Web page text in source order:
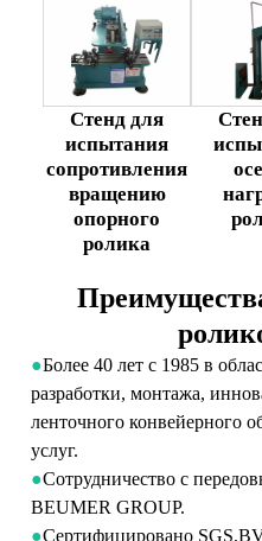
Стенд для
испытания
сопротивления
вращению
опорного
ролика
●Более 40 лет с 1985 в
разработки, монтажа,
ленточного конвейерного
услуг.
●Сотрудничество с
BEUMER GROUP.
●Сертифицировано